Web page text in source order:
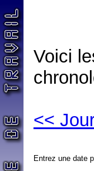
Voici
<<
Entrez une date